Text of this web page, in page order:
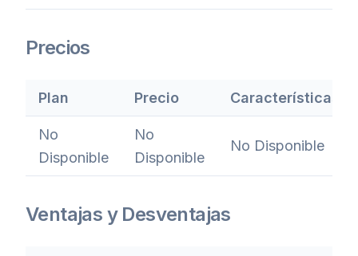
Precios
Plan Precio Características
No
Disponible
No
Disponible
No Disponible
Ventajas y Desventajas